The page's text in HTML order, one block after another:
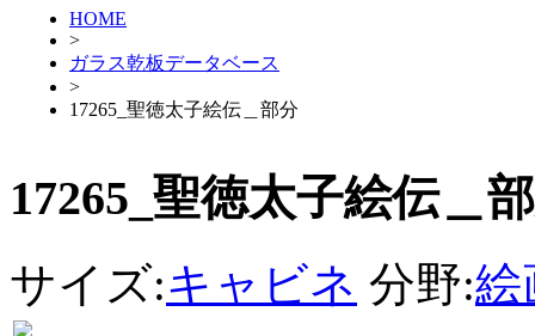
HOME
>
ガラス乾板データベース
>
17265_聖徳太子絵伝＿部分
17265_聖徳太子絵伝＿
サイズ:キャビネ 分野:絵